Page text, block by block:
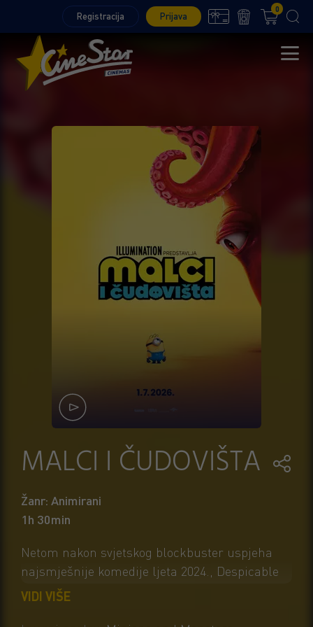
Registracija Prijava
0
MALCI I ČUDOVIŠTA
Žanr: Animirani
1h 30min
Netom nakon svjetskog blockbuster uspjeha
najsmješnije komedije ljeta 2024., Despicable
Me 4, Illumination proširuje svoj radosni
VIDI VIŠE